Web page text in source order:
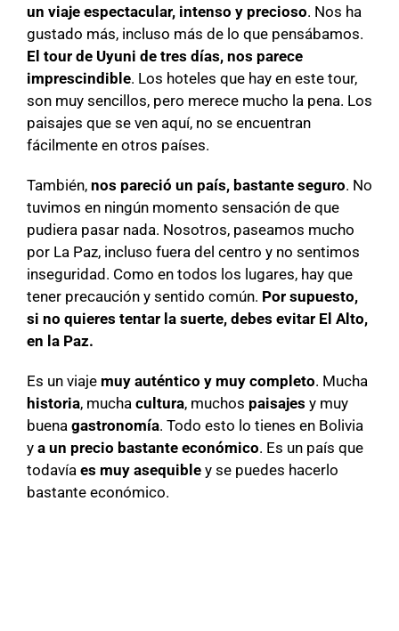
un viaje espectacular, intenso y precioso. Nos ha
gustado más, incluso más de lo que pensábamos.
El tour de Uyuni de tres días, nos parece
imprescindible. Los hoteles que hay en este tour,
son muy sencillos, pero merece mucho la pena. Los
paisajes que se ven aquí, no se encuentran
fácilmente en otros países.
También, nos pareció un país, bastante seguro. No
tuvimos en ningún momento sensación de que
pudiera pasar nada. Nosotros, paseamos mucho
por La Paz, incluso fuera del centro y no sentimos
inseguridad. Como en todos los lugares, hay que
tener precaución y sentido común. Por supuesto,
si no quieres tentar la suerte, debes evitar El Alto,
en la Paz.
Es un viaje muy auténtico y muy completo. Mucha
historia, mucha cultura, muchos paisajes y muy
buena gastronomía. Todo esto lo tienes en Bolivia
y a un precio bastante económico. Es un país que
todavía es muy asequible y se puedes hacerlo
bastante económico.